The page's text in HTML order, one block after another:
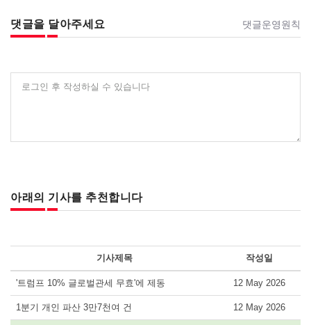
댓글을 달아주세요 댓글운영원칙
로그인 후 작성하실 수 있습니다
아래의 기사를 추천합니다
기사제목 작성일
'트럼프 10% 글로벌관세 무효'에 제동 12 May 2026
1분기 개인 파산 3만7천여 건 12 May 2026